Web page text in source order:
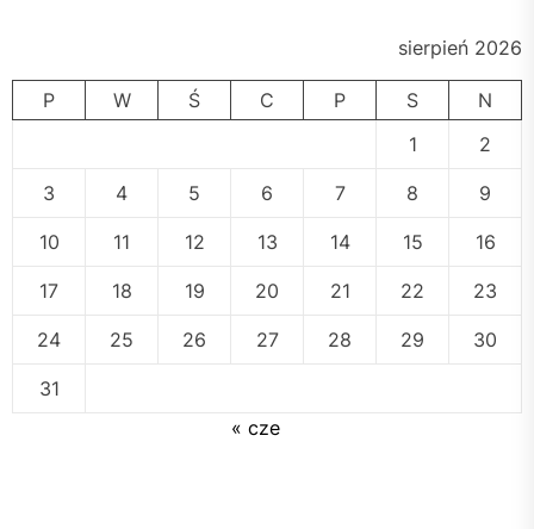
sierpień 2026
P W Ś C P S
N
1
2
3 4 5 6 7 8 9
10 11 12 13 14 15 16
17 18 19 20 21 22 23
24 25 26 27 28 29 30
31
« cze